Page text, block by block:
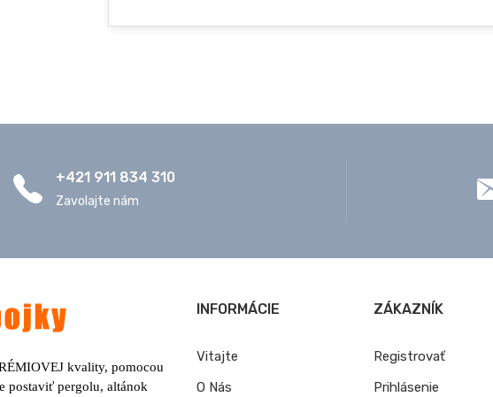
+421 911 834 310
Zavolajte nám
kvality, pomocou
postaviť pergolu, altánok
INFORMÁCIE
Vitajte
O Nás
ZÁKAZNÍK
Registrovať
Prihlásenie